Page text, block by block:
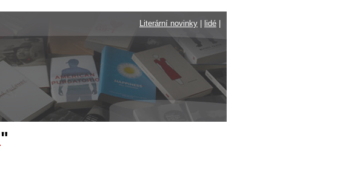
Literární novinky
lidé
"